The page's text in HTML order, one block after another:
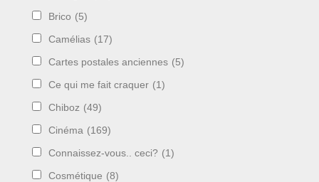
Brico (5)
Camélias (17)
Cartes postales anciennes (5)
Ce qui me fait craquer (1)
Chiboz (49)
Cinéma (169)
Connaissez-vous.. ceci? (1)
Cosmétique (8)